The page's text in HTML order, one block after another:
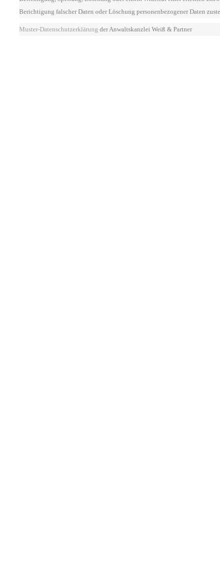
Berichtigung falscher Daten oder Löschung personenbezogener Daten
Muster-Datenschutzerklärung der Anwaltskanzlei Weiß & Partner